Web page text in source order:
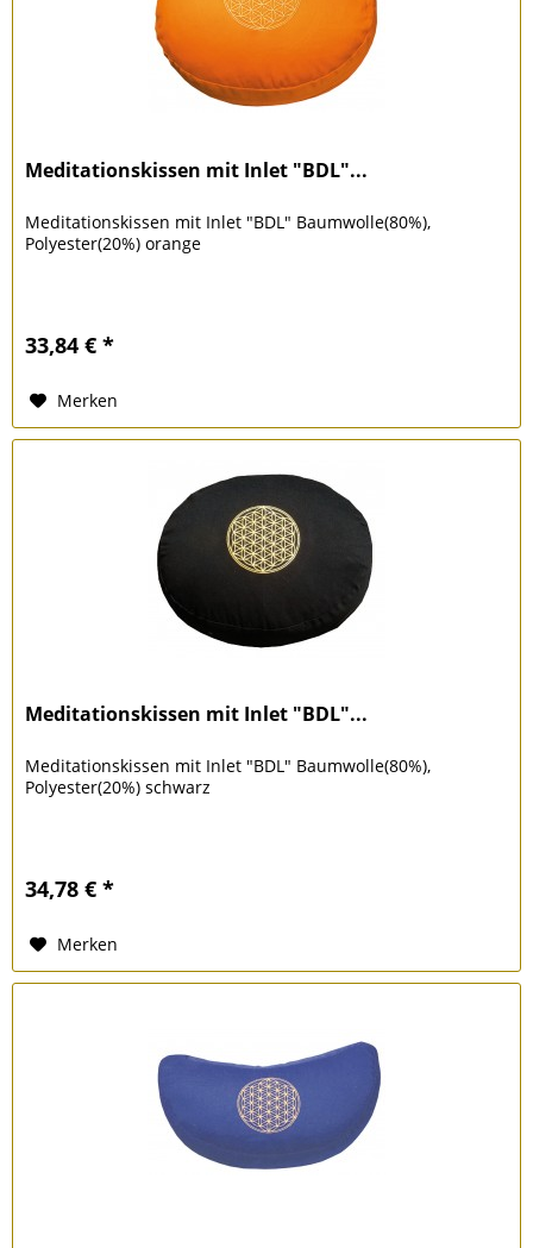
Meditationskissen mit Inlet "BDL"...
Meditationskissen mit Inlet "BDL" Baumwolle(80%),
Polyester(20%) orange
33,84 € *
Merken
Meditationskissen mit Inlet "BDL"...
Meditationskissen mit Inlet "BDL" Baumwolle(80%),
Polyester(20%) schwarz
34,78 € *
Merken